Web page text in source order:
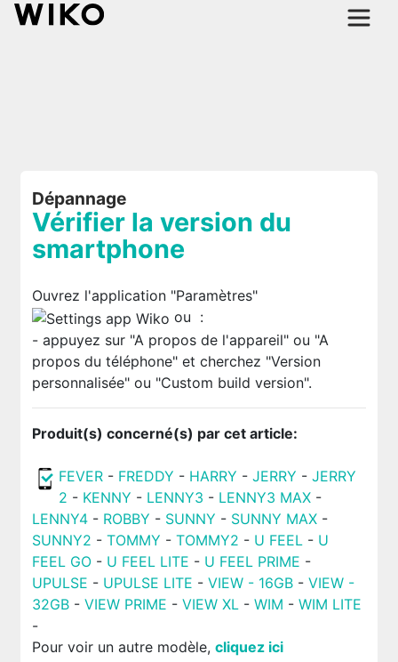
Dépannage
Vérifier la version du
smartphone
Ouvrez l'application "Paramètres"
ou :
- appuyez sur "A propos de l'appareil" ou "A
propos du téléphone" et cherchez "Version
personnalisée" ou "Custom build version".
Produit(s) concerné(s) par cet article:
FEVER - FREDDY - HARRY - JERRY - JERRY
2 - KENNY - LENNY3 - LENNY3 MAX-
LENNY4- ROBBY - SUNNY - SUNNY MAX-
SUNNY2 - TOMMY - TOMMY2 - U FEEL - U
FEEL GO- U FEEL LITE - U FEEL PRIME -
UPULSE - UPULSE LITE - VIEW - 16GB- VIEW -
32GB- VIEW PRIME - VIEW XL - WIM - WIM LITE
-
Pour voir un autre modèle, cliquez ici